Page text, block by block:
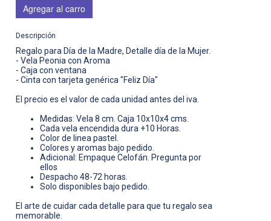
Agregar al carro
Descripción
Regalo para Día de la Madre, Detalle día de la Mujer.
- Vela Peonia con Aroma
- Caja con ventana
- Cinta con tarjeta genérica "Feliz Día"
El precio es el valor de cada unidad antes del iva.
Medidas: Vela 8 cm. Caja 10x10x4 cms.
Cada vela encendida dura +10 Horas.
Color de linea pastel.
Colores y aromas bajo pedido.
Adicional: Empaque Celofán. Pregunta por
ellos
Despacho 48-72 horas.
Solo disponibles bajo pedido.
El arte de cuidar cada detalle para que tu regalo sea
memorable.